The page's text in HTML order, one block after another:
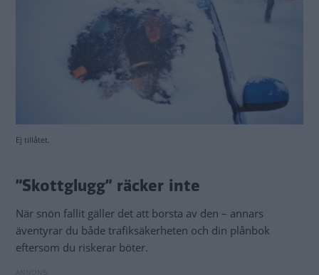
Ej tillåtet.
”Skottglugg” räcker inte
När snön fallit gäller det att borsta av den – annars
äventyrar du både trafiksäkerheten och din plånbok
eftersom du riskerar böter.